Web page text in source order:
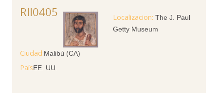
RII0405
The J. Paul
Getty Museum
Ciudad Malibú (CA)
PaísEE. UU.